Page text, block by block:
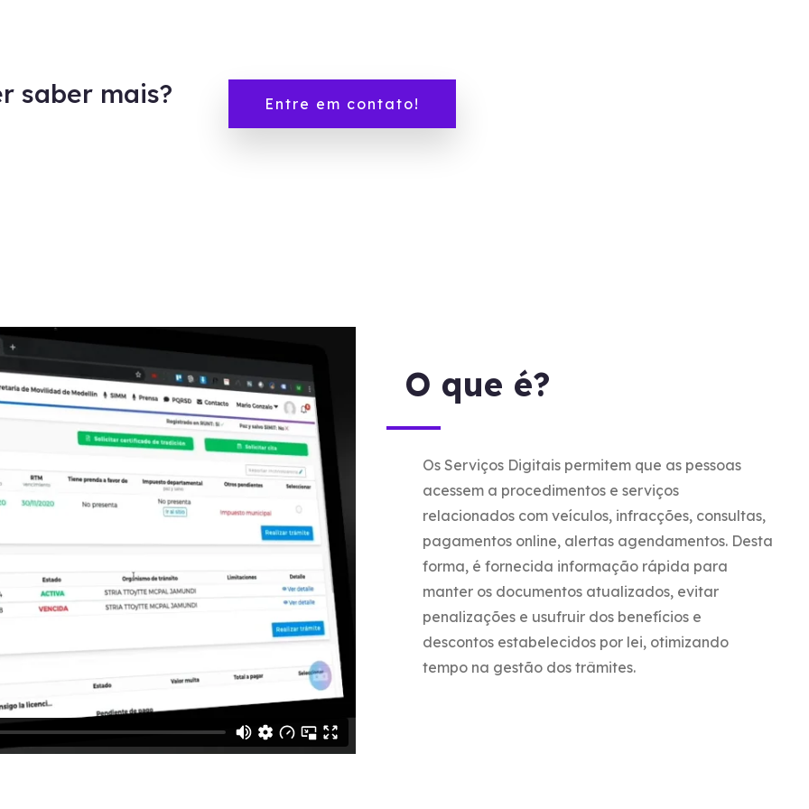
saber mais? Entre em contato!
O que é?
Os Serviços Digitais permitem que as pessoas
acessem a procedimentos e serviços
relacionados com veículos, infracções, consultas,
pagamentos online, alertas agendamentos. Desta
forma, é fornecida informação rápida para
manter os documentos atualizados, evitar
penalizações e usufruir dos benefícios e
descontos estabelecidos por lei, otimizando
tempo na gestão dos trâmites.